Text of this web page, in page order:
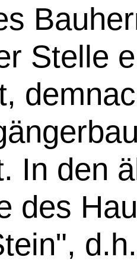
Stelle
In den
des